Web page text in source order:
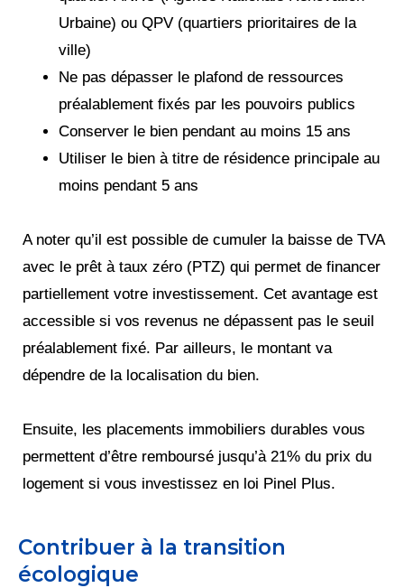
Urbaine) ou QPV (quartiers prioritaires de la
ville)
Ne pas dépasser le plafond de ressources
préalablement fixés par les pouvoirs publics
Conserver le bien pendant au moins 15 ans
Utiliser le bien à titre de résidence principale au
moins pendant 5 ans
A noter qu’il est possible de cumuler la baisse de TVA
avec le prêt à taux zéro (PTZ) qui permet de financer
partiellement votre investissement. Cet avantage est
accessible si vos revenus ne dépassent pas le seuil
préalablement fixé. Par ailleurs, le montant va
dépendre de la localisation du bien.
Ensuite, les placements immobiliers durables vous
permettent d’être remboursé jusqu’à 21% du prix du
logement si vous investissez en loi Pinel Plus.
Contribuer à la transition
écologique